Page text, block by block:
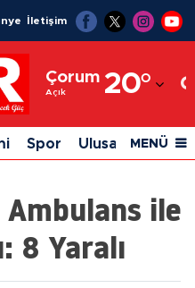
İletişim
Çorum
Açık 20°
Adıyaman
Afyonkarahisar
Ağrı
Amasya
Ankara
Spor Ulusal Siyaset
MENÜ
Ambulans ile
8 Yaralı